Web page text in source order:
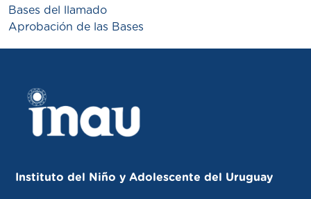
Bases del llamado
Aprobación de las Bases
Instituto del Niño y Adolescente del Uruguay